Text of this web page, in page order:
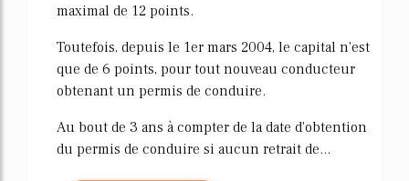
maximal de 12 points.
Toutefois, depuis le 1er mars 2004, le capital n'est
que de 6 points, pour tout nouveau conducteur
obtenant un permis de conduire.
Au bout de 3 ans à compter de la date d'obtention
du permis de conduire si aucun retrait de...